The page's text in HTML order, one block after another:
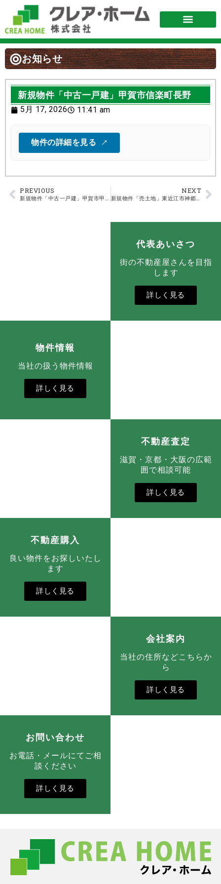
お知らせ
新規物件「中古一戸建」甲賀市信楽町長野
5月 17, 2026 11:41 am
物件の詳細を見る
PREVIOUS
新規物件「中古一戸建」甲賀市甲賀町小佐治
NEXT
新規物件「売土地」東近江市神郷町 96.81㎡
代表あいさつ
街の不動産屋さんを目指
します
詳しく見る
物件情報
当社の扱う物件情報
詳しく見る
不動産査定
滋賀・京都・大阪の広範
囲で相談可能
詳しく見る
不動産購入
良い物件をお探しいたし
ます
詳しく見る
会社案内
当社の住所などこちらか
ら
詳しく見る
お問い合わせ
お電話・メールにてご相
談ください
詳しく見る